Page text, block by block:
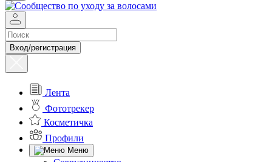
Вход/регистрация
Лента
Фототрекер
Косметичка
Профили
Меню